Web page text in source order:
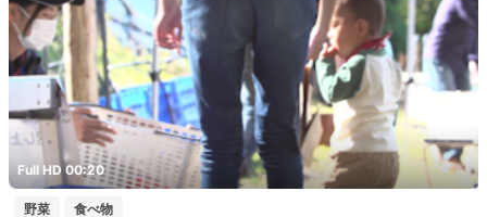
Full HD 00:20
野菜 食べ物